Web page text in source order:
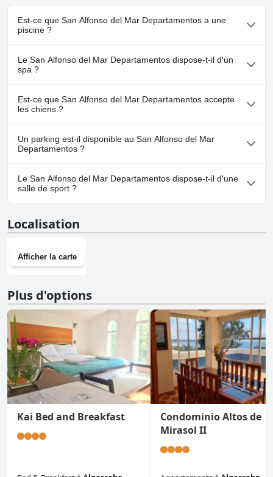
Est-ce que San Alfonso del Mar Departamentos a une
piscine ?
Oui, San Alfonso del Mar Departamentos dispose de piscine(s)
appartenant à une ou plusieurs des catégories suivantes : Piscine
Extérieure.
Le San Alfonso del Mar Departamentos dispose-t-il d'un
spa ?
Non, il n'y a pas de spa à San Alfonso del Mar Departamentos.
Est-ce que San Alfonso del Mar Departamentos accepte
les chiens ?
Non, San Alfonso del Mar Departamentos n'accepte pas les
chiens.
Un parking est-il disponible au San Alfonso del Mar
Departamentos ?
Oui, un parking est disponible à San Alfonso del Mar
Departamentos.
Le San Alfonso del Mar Departamentos dispose-t-il d'une
salle de sport ?
sport.
Localisation
Afficher la carte
Plus d'options
Kai Bed and Breakfast
Condominio Altos de
Mirasol II